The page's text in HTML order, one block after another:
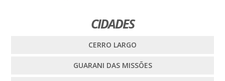
CIDADES
CERRO LARGO
GUARANI DAS MISSÕES